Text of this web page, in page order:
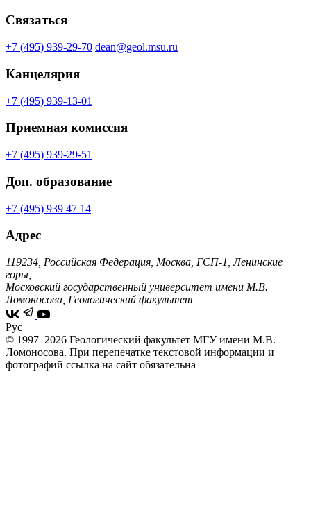
Связаться
+7 (495) 939-29-70 dean@geol.msu.ru
Канцелярия
+7 (495) 939-13-01
Приемная комиссия
+7 (495) 939-29-51
Доп. образование
+7 (495) 939 47 14
Адрес
119234, Российская Федерация, Москва, ГСП-1, Ленинские
горы,
Московский государственный университет имени М.В.
Ломоносова, Геологический факультет
Рус
© 1997–2026 Геологический факультет МГУ имени М.В.
Ломоносова. При перепечатке текстовой информации и
фотографий ссылка на сайт обязательна